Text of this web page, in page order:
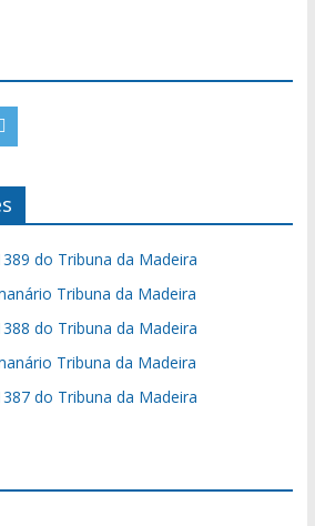
do Tribuna da Madeira
Tribuna da Madeira
do Tribuna da Madeira
Tribuna da Madeira
do Tribuna da Madeira